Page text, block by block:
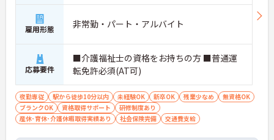
雇用形態 非常勤・パート・アルバイト
応募要件
■介護福祉士の資格をお持ちの方 ■普通運
転免許必須(AT可)
夜勤専従 駅から徒歩10分以内 未経験OK 新卒OK 残業少なめ
無資格OK
ブランクOK
資格取得サポート
研修制度あり
産休･育休･介護休暇取得実績あり
社会保険完備 交通費支給